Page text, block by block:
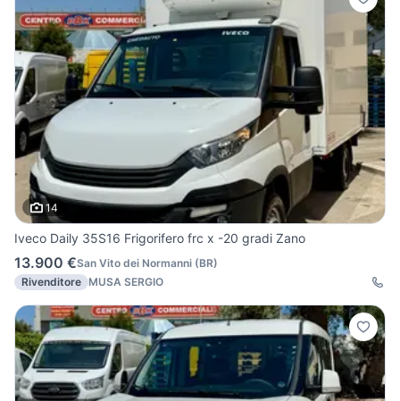
14
Iveco Daily 35S16 Frigorifero frc x -20 gradi Zano
13.900 €San Vito dei Normanni (BR)
Rivenditore MUSA SERGIO